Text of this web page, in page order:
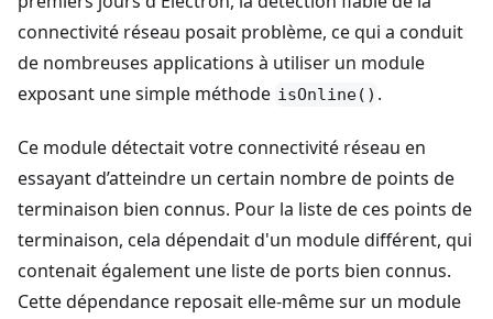
connectivité réseau posait problème, ce qui a conduit
de nombreuses applications à utiliser un module
exposant une simple méthode isOnline() .
Ce module détectait votre connectivité réseau en
essayant d’atteindre un certain nombre de points de
terminaison bien connus. Pour la liste de ces points de
terminaison, cela dépendait d'un module différent, qui
contenait également une liste de ports bien connus.
Cette dépendance reposait elle-même sur un module